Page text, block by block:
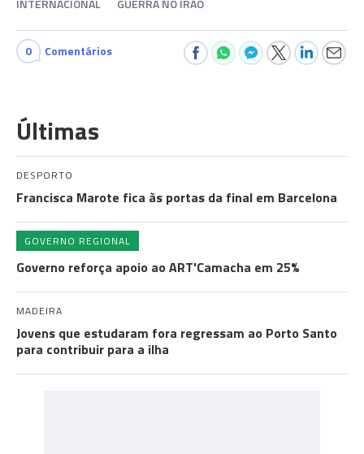
INTERNACIONAL GUERRA NO IRÃO
0 Comentários
Últimas
DESPORTO
Francisca Marote fica às portas da final em Barcelona
GOVERNO REGIONAL
Governo reforça apoio ao ART'Camacha em 25%
MADEIRA
Jovens que estudaram fora regressam ao Porto Santo
para contribuir para a ilha